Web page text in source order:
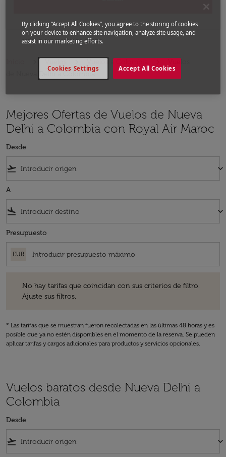
Vuelos a Colombia
Vuelos
de Nueva Delhi a Colombia
Mejores Ofertas de Vuelos de Nueva
Delhi a Colombia con Royal Air Maroc
Desde
flight_takeoff keyboard_arrow_down
A
flight_land keyboard_arrow_down
Presupuesto
EUR
No hay tarifas que coincidan con sus criterios de filtro.
Ajuste sus filtros.
* Las tarifas que se muestran fueron recolectadas en las últimas 48 horas y es
posible que ya no estén disponibles en el momento de la reserva. Se pueden
aplicar tarifas y cargos adicionales para productos y servicios opcionales.
Vuelos baratos desde Nueva Delhi a
Colombia
Desde
flight_takeoff keyboard_arrow_down
By clicking “Accept All Cookies”, you agree to the storing of cookies
on your device to enhance site navigation, analyze site usage, and
assist in our marketing efforts.
Accept All Cookies
Cookies Settings